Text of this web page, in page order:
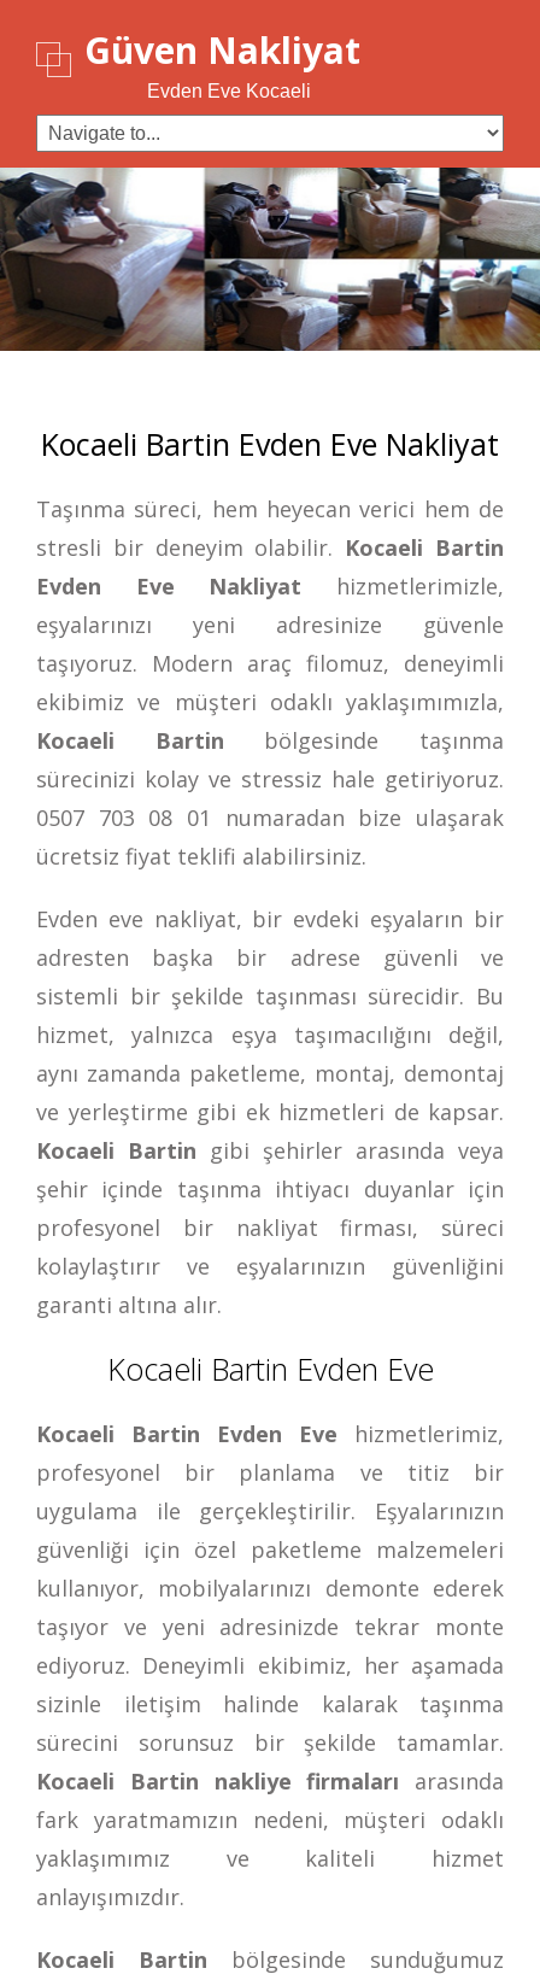
Güven Nakliyat
Evden Eve Kocaeli
Kocaeli Bartin Evden Eve Nakliyat
Taşınma süreci, hem heyecan verici hem de
stresli bir deneyim olabilir. Kocaeli Bartin
Evden Eve Nakliyat hizmetlerimizle,
eşyalarınızı yeni adresinize güvenle
taşıyoruz. Modern araç filomuz, deneyimli
ekibimiz ve müşteri odaklı yaklaşımımızla,
Kocaeli Bartin bölgesinde taşınma
sürecinizi kolay ve stressiz hale getiriyoruz.
0507 703 08 01
numaradan bize ulaşarak
ücretsiz fiyat teklifi alabilirsiniz.
Evden eve nakliyat, bir evdeki eşyaların bir
adresten başka bir adrese güvenli ve
sistemli bir şekilde taşınması sürecidir. Bu
hizmet, yalnızca eşya taşımacılığını değil,
aynı zamanda paketleme, montaj, demontaj
ve yerleştirme gibi ek hizmetleri de kapsar.
Kocaeli Bartin gibi şehirler arasında veya
şehir içinde taşınma ihtiyacı duyanlar için
profesyonel bir nakliyat firması, süreci
kolaylaştırır ve eşyalarınızın güvenliğini
garanti altına alır.
Kocaeli Bartin Evden Eve
Kocaeli Bartin Evden Eve hizmetlerimiz,
profesyonel bir planlama ve titiz bir
uygulama ile gerçekleştirilir. Eşyalarınızın
güvenliği için özel paketleme malzemeleri
kullanıyor, mobilyalarınızı demonte ederek
taşıyor ve yeni adresinizde tekrar monte
ediyoruz. Deneyimli ekibimiz, her aşamada
sizinle iletişim halinde kalarak taşınma
sürecini sorunsuz bir şekilde tamamlar.
Kocaeli Bartin nakliye firmaları arasında
fark yaratmamızın nedeni, müşteri odaklı
yaklaşımımız ve kaliteli hizmet
anlayışımızdır.
Kocaeli Bartin bölgesinde sunduğumuz